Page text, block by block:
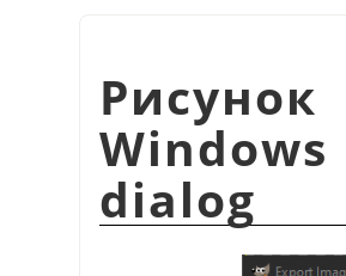
dialog